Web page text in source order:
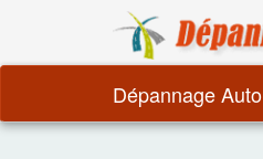
Dépannage Auto